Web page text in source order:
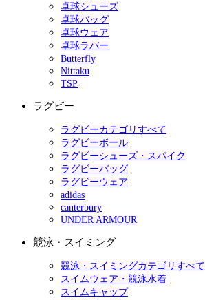
卓球シューズ
卓球バッグ
卓球ウェア
卓球ラバー
Butterfly
Nittaku
TSP
ラグビー
ラグビーカテゴリすべて
ラグビーボール
ラグビーシューズ・スパイク
ラグビーバッグ
ラグビーウェア
adidas
canterbury
UNDER ARMOUR
競泳・スイミング
競泳・スイミングカテゴリすべて
スイムウェア・競泳水着
スイムキャップ